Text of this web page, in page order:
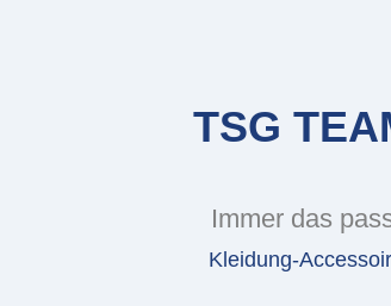
TSG
Immer das
Kleidung-